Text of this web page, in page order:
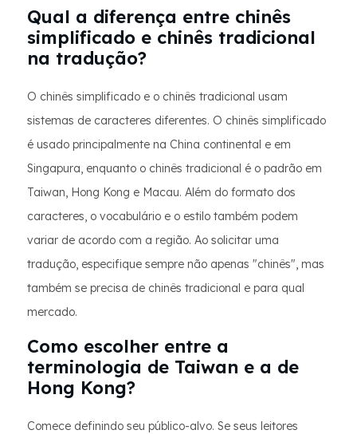
Qual a diferença entre chinês
simplificado e chinês tradicional
na tradução?
O chinês simplificado e o chinês tradicional usam
sistemas de caracteres diferentes. O chinês simplificado
é usado principalmente na China continental e em
Singapura, enquanto o chinês tradicional é o padrão em
Taiwan, Hong Kong e Macau. Além do formato dos
caracteres, o vocabulário e o estilo também podem
variar de acordo com a região. Ao solicitar uma
tradução, especifique sempre não apenas "chinês", mas
também se precisa de chinês tradicional e para qual
mercado.
Como escolher entre a
terminologia de Taiwan e a de
Hong Kong?
Comece definindo seu público-alvo. Se seus leitores